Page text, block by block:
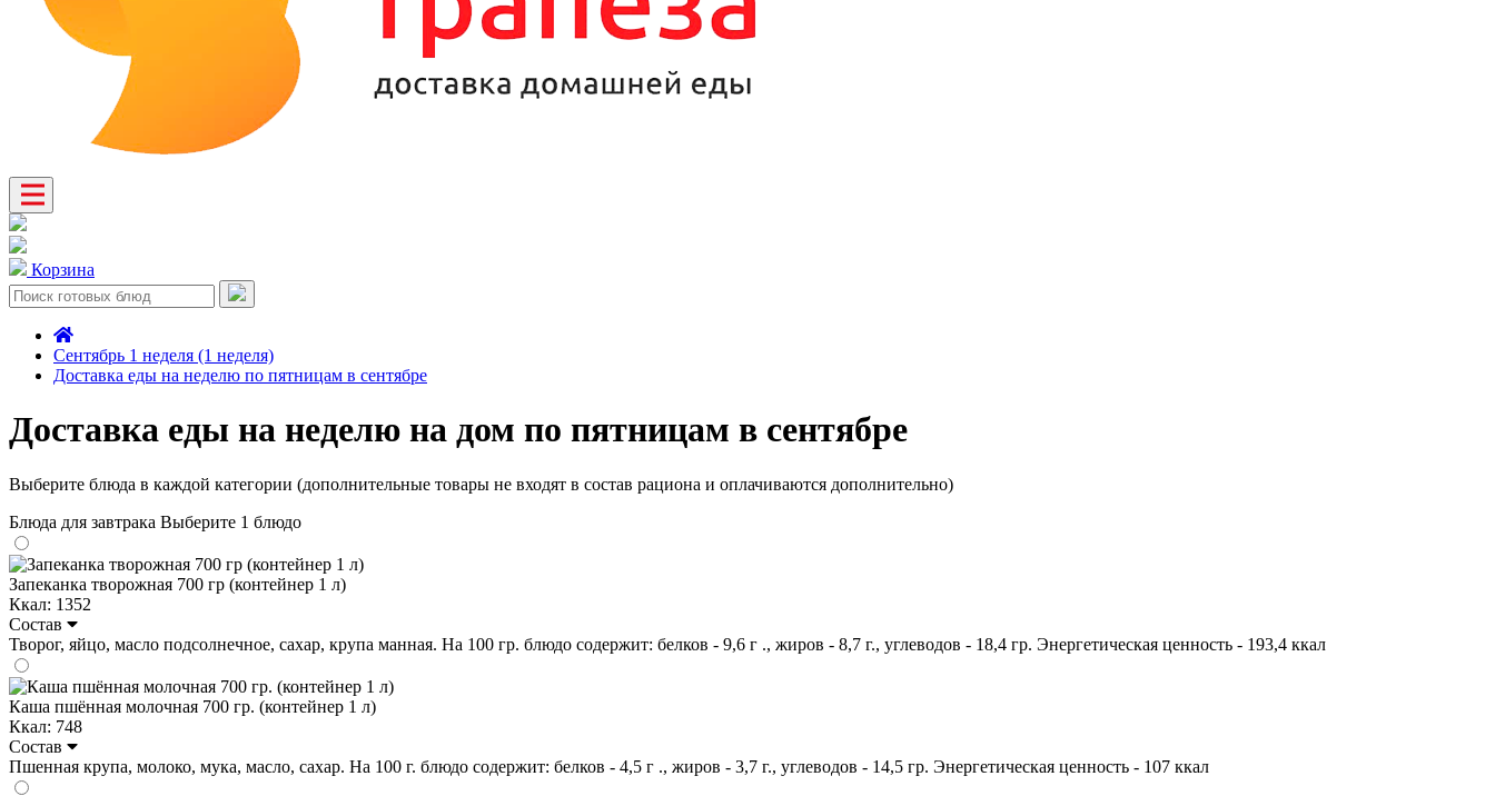
Корзина
Сентябрь 1 неделя (1 неделя)
Доставка еды на неделю по пятницам в сентябре
Доставка еды на неделю на дом по пятницам в сентябре
Выберите блюда в каждой категории (дополнительные товары не входят в состав рациона и оплачиваются дополнительно)
Блюда для завтрака Выберите 1 блюдо
Запеканка творожная 700 гр (контейнер 1 л)
Ккал: 1352
Состав
Творог, яйцо, масло подсолнечное, сахар, крупа манная. На 100 гр. блюдо содержит: белков - 9,6 г ., жиров - 8,7 г., углеводов - 18,4 гр. Энергетическая ценность - 193,4 ккал
Каша пшённая молочная 700 гр. (контейнер 1 л)
Ккал: 748
Состав
Пшенная крупа, молоко, мука, масло, сахар. На 100 г. блюдо содержит: белков - 4,5 г ., жиров - 3,7 г., углеводов - 14,5 гр. Энергетическая ценность - 107 ккал